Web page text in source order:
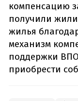
компенсацию
получили
жилья
механизм
поддержки
приобрести